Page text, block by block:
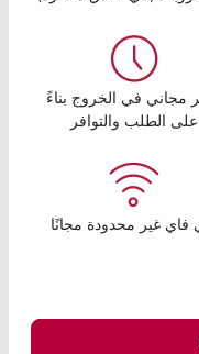
مجاني في الخروج بناءً
على الطلب والتوافر
فاي غير محدودة مجانًا